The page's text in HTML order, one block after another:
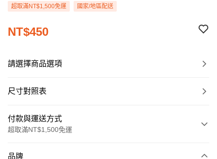
超取滿NT$1,500免運 國家/地區配送
NT$450
請選擇商品選項
尺寸對照表
付款與運送方式
超取滿NT$1,500免運
品牌